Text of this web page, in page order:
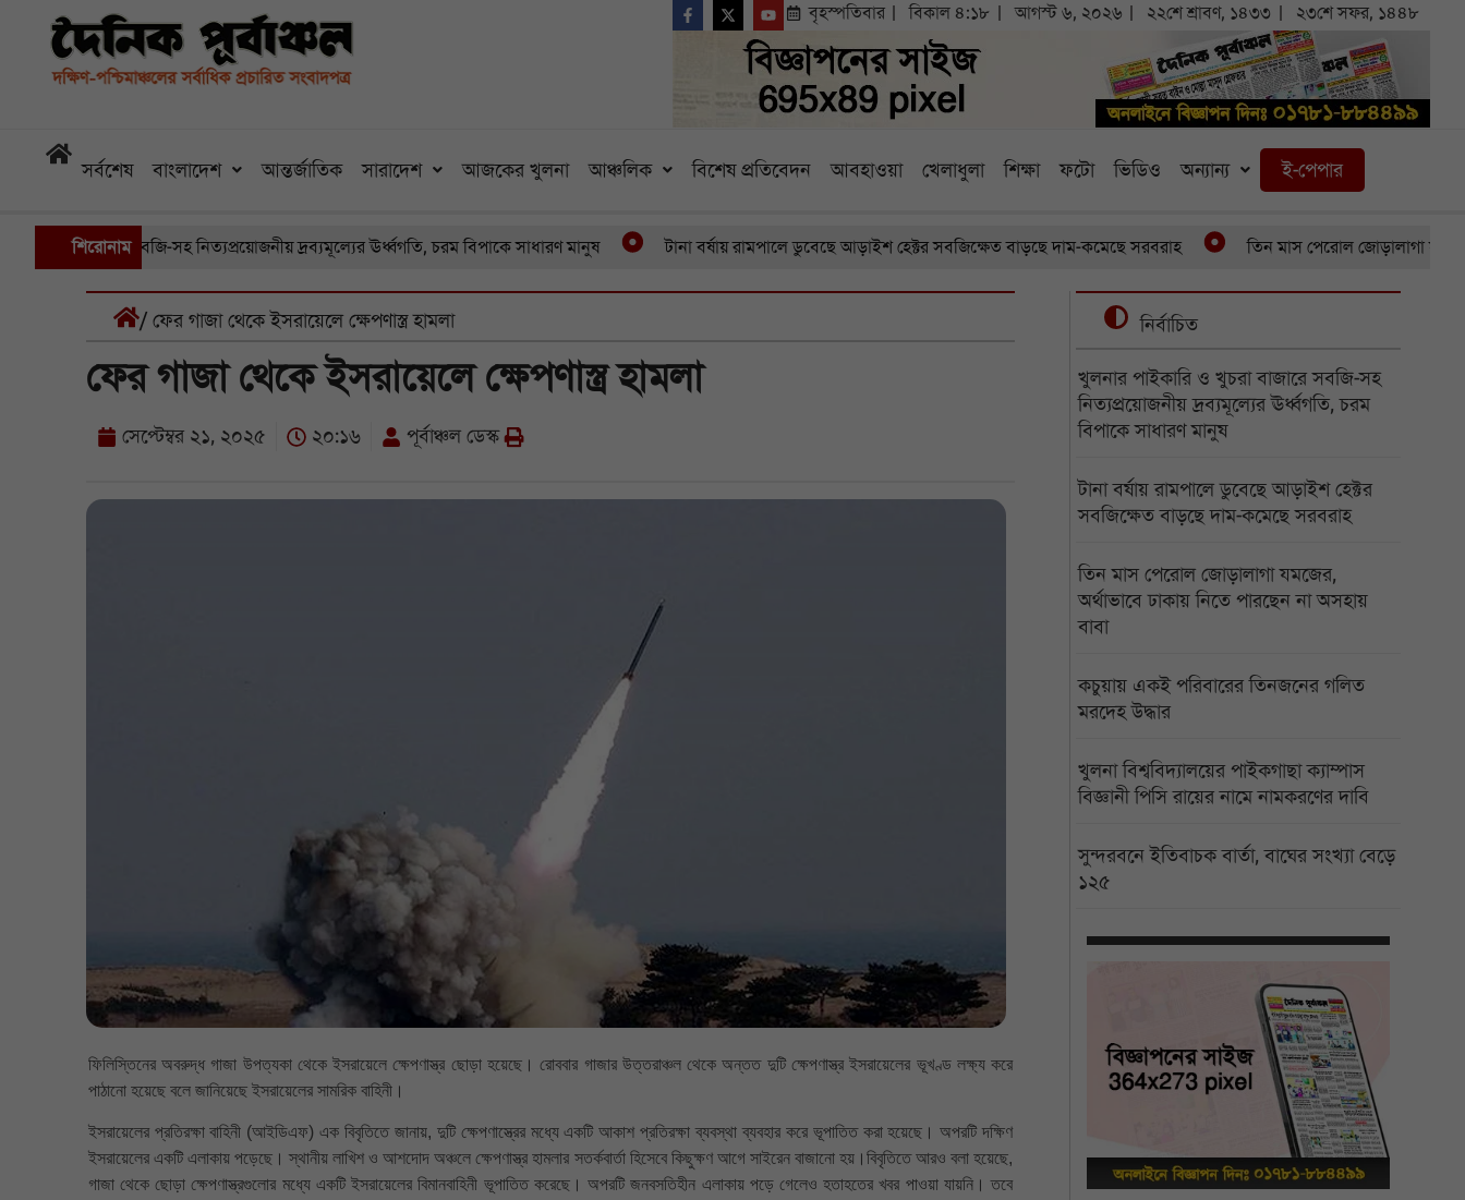
বৃহস্পতিবার বিকাল ৪:১৮ আগস্ট ৬, ২০২৬ ২২শে শ্রাবণ, ১৪৩৩ ২৩শে সফর, ১৪৪৮
সর্বশেষ বাংলাদেশ আন্তর্জাতিক সারাদেশ আজকের খুলনা আঞ্চলিক বিশেষ প্রতিবেদন আবহাওয়া খেলাধুলা শিক্ষা ফটো ভিডিও অন্যান্য ই-পেপার
শিরোনাম
বাজারে সবজি-সহ নিত্যপ্রয়োজনীয় দ্রব্যমূল্যের ঊর্ধ্বগতি, চরম বিপাকে সাধারণ মানুষ টানা বর্ষায় রামপালে ডুবেছে আড়াইশ হেক্টর সবজিক্ষেত বাড়ছে দাম-কমেছে সরবরাহ তিন মাস পেরোল জোড়ালাগা যমজের,
/ ফের গাজা থেকে ইসরায়েলে ক্ষেপণাস্ত্র হামলা
ফের গাজা থেকে ইসরায়েলে ক্ষেপণাস্ত্র হামলা
সেপ্টেম্বর ২১, ২০২৫ ২০:১৬ পূর্বাঞ্চল ডেস্ক
ফিলিস্তিনের অবরুদ্ধ গাজা উপত্যকা থেকে ইসরায়েলে ক্ষেপণাস্ত্র ছোড়া হয়েছে। রোববার গাজার উত্তরাঞ্চল থেকে অন্তত দুটি ক্ষেপণাস্ত্র ইসরায়েলের ভূখণ্ড লক্ষ্য করে
পাঠানো হয়েছে বলে জানিয়েছে ইসরায়েলের সামরিক বাহিনী।
ইসরায়েলের প্রতিরক্ষা বাহিনী (আইডিএফ) এক বিবৃতিতে জানায়, দুটি ক্ষেপণাস্ত্রের মধ্যে একটি আকাশ প্রতিরক্ষা ব্যবস্থা ব্যবহার করে ভূপাতিত করা হয়েছে। অপরটি দক্ষিণ
ইসরায়েলের একটি এলাকায় পড়েছে। স্থানীয় লাখিশ ও আশদোদ অঞ্চলে ক্ষেপণাস্ত্র হামলার সতর্কবার্তা হিসেবে কিছুক্ষণ আগে সাইরেন বাজানো হয়।বিবৃতিতে আরও বলা হয়েছে,
গাজা থেকে ছোড়া ক্ষেপণাস্ত্রগুলোর মধ্যে একটি ইসরায়েলের বিমানবাহিনী ভূপাতিত করেছে। অপরটি জনবসতিহীন এলাকায় পড়ে গেলেও হতাহতের খবর পাওয়া যায়নি। তবে
নির্বাচিত
খুলনার পাইকারি ও খুচরা বাজারে সবজি-সহ
নিত্যপ্রয়োজনীয় দ্রব্যমূল্যের ঊর্ধ্বগতি, চরম
বিপাকে সাধারণ মানুষ
টানা বর্ষায় রামপালে ডুবেছে আড়াইশ হেক্টর
সবজিক্ষেত বাড়ছে দাম-কমেছে সরবরাহ
তিন মাস পেরোল জোড়ালাগা যমজের,
অর্থাভাবে ঢাকায় নিতে পারছেন না অসহায়
বাবা
কচুয়ায় একই পরিবারের তিনজনের গলিত
মরদেহ উদ্ধার
খুলনা বিশ্ববিদ্যালয়ের পাইকগাছা ক্যাম্পাস
বিজ্ঞানী পিসি রায়ের নামে নামকরণের দাবি
সুন্দরবনে ইতিবাচক বার্তা, বাঘের সংখ্যা বেড়ে
১২৫